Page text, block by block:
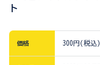
ト
価格 300円(税込)